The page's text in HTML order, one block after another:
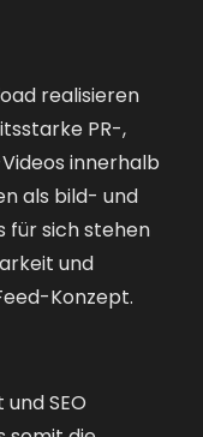
realisieren
PR-,
innerhalb
als bild- und
für sich stehen
und
Konzept.
SEO